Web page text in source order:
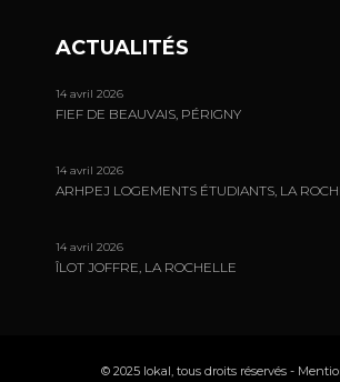
ACTUALITÉS
14 avril 2026
FIEF DE BEAUVAIS, PÉRIGNY
14 avril 2026
ARHPEJ LOGEMENTS ÉTUDIANTS, LA
14 avril 2026
ÎLOT JOFFRE, LA ROCHELLE
© 2025 lokal, tous droits réservés -